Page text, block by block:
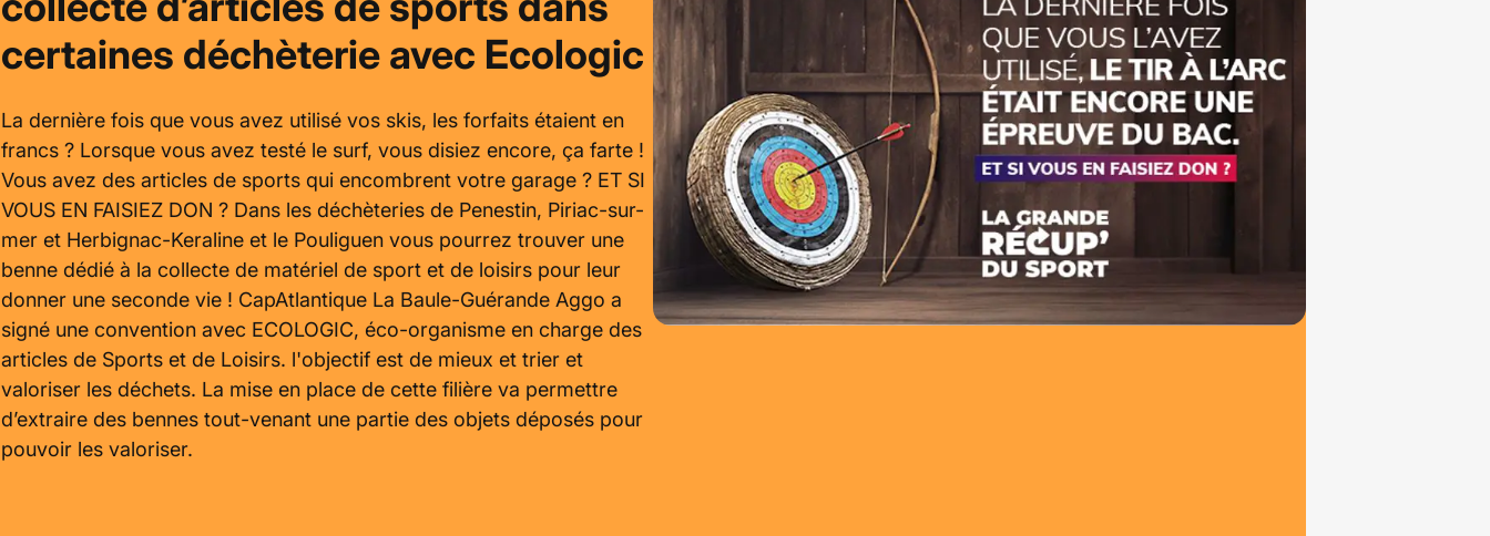
certaines déchèterie avec Ecologic
La dernière fois que vous avez utilisé vos skis, les forfaits étaient en
francs ? Lorsque vous avez testé le surf, vous disiez encore, ça farte !
Vous avez des articles de sports qui encombrent votre garage ? ET SI
VOUS EN FAISIEZ DON ? Dans les déchèteries de Penestin, Piriac-sur-
mer et Herbignac-Keraline et le Pouliguen vous pourrez trouver une
benne dédié à la collecte de matériel de sport et de loisirs pour leur
donner une seconde vie ! CapAtlantique La Baule-Guérande Aggo a
signé une convention avec ECOLOGIC, éco-organisme en charge des
articles de Sports et de Loisirs. l'objectif est de mieux et trier et
valoriser les déchets. La mise en place de cette filière va permettre
d’extraire des bennes tout-venant une partie des objets déposés pour
pouvoir les valoriser.